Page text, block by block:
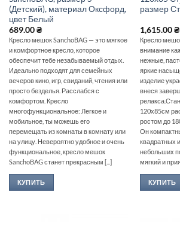
(Детский), материал Оксфорд,
цвет Белый
689.00₴
Кресло мешок SanchoBAG — это мягкое
и комфортное кресло, которое
обеспечит тебе незабываемый отдых.
Идеально подходят для семейных
вечеров кино, игр, свиданий, чтения или
просто безделья. Расслабся с
комфортом. Кресло
многофункциональное: Легкое и
мобильное, ты можешь его
перемещать из комнаты в комнату или
на улицу. Невероятно удобное и очень
функциональное, кресло мешок
SanchoBAG станет прекрасным [...]
КУПИТЬ
размер
1,615.00₴
Кресло
внимание
нежные,
яркие
изделие
внеся
120х85см
ростом до
Он
квадратных
небольших
мягкий и
КУПИТЬ